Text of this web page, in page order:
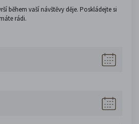
během vaší návštěvy děje. Poskládejte si
rádi.